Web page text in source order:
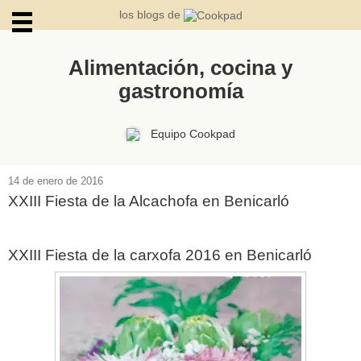
los blogs de
Alimentación, cocina y
gastronomía
Equipo Cookpad
14 de enero de 2016
XXIII Fiesta de la Alcachofa en Benicarló
XXIII Fiesta de la carxofa 2016 en Benicarló